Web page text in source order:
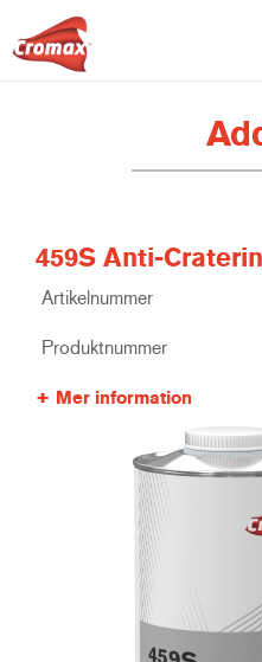
459S Anti-
Artikelnummer
Produktnummer
Mer information